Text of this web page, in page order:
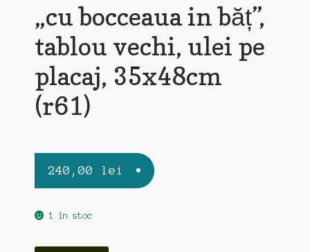
„cu bocceaua in băț”,
tablou vechi, ulei pe
placaj, 35x48cm
(r61)
240,00 lei
1 în stoc